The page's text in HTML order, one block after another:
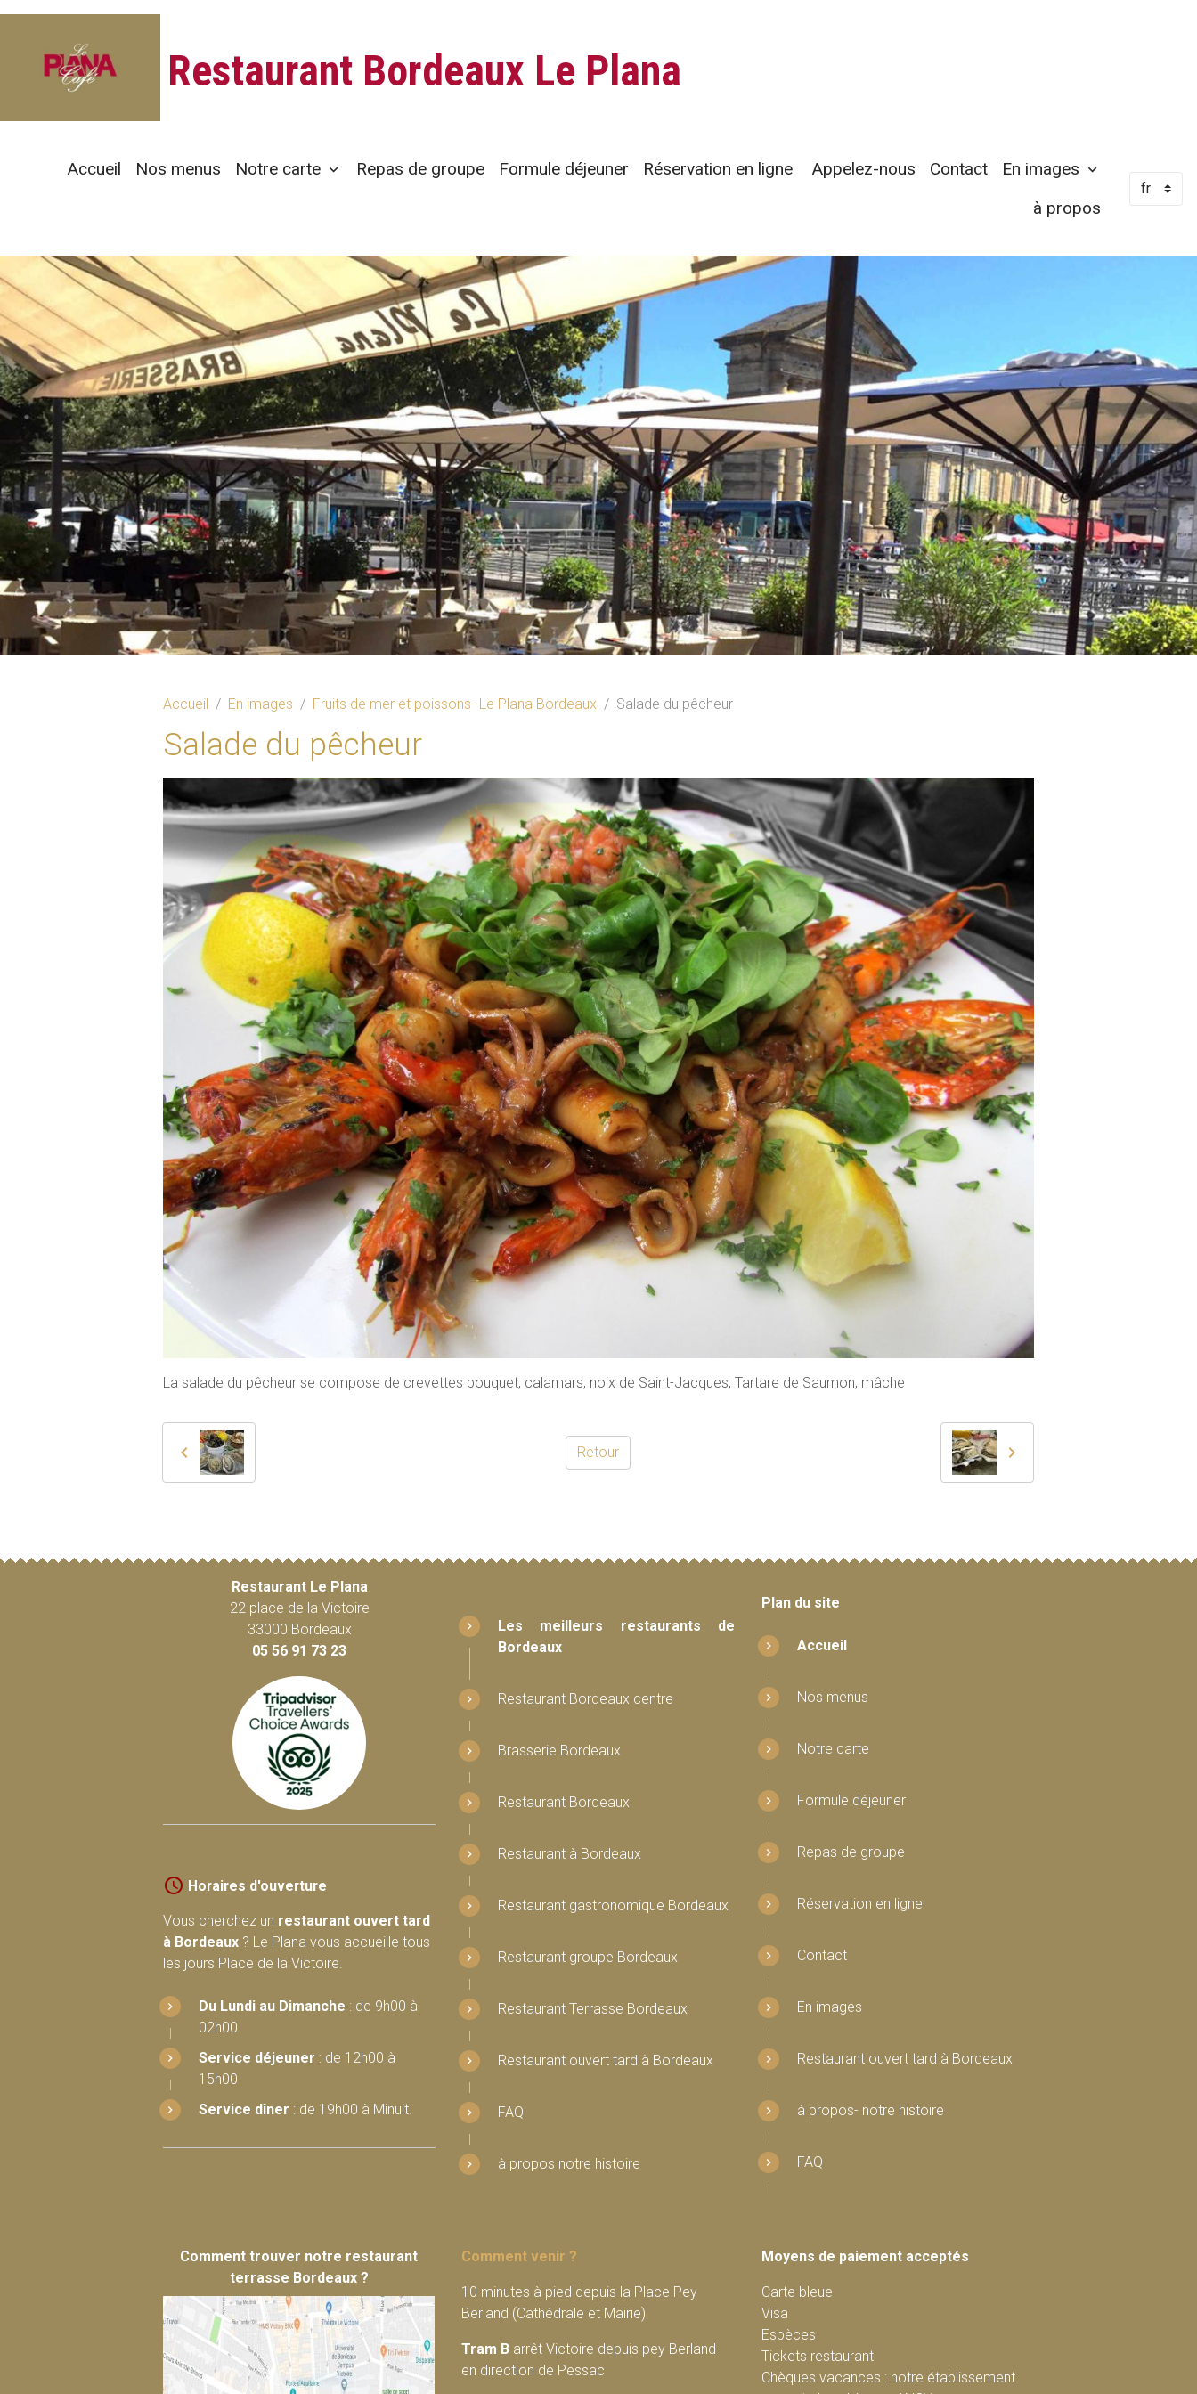
Restaurant Bordeaux Le Plana
Accueil Nos menus Notre carte Repas de groupe Formule déjeuner Réservation en ligne Appelez-nous Contact
En images
à propos
Accueil En images Fruits de mer et poissons- Le Plana Bordeaux Salade du pêcheur
Salade du pêcheur
La salade du pêcheur se compose de crevettes bouquet, calamars, noix de Saint-Jacques, Tartare de Saumon, mâche
Retour
Restaurant Le Plana
22 place de la Victoire
33000 Bordeaux
05 56 91 73 23
Horaires d'ouverture
Vous cherchez un restaurant ouvert tard
à Bordeaux ? Le Plana vous accueille tous
les jours Place de la Victoire.
Du Lundi au Dimanche : de 9h00 à
02h00
Service déjeuner : de 12h00 à
15h00
Service dîner : de 19h00 à Minuit.
Les meilleurs restaurants de
Bordeaux
Restaurant Bordeaux centre
Brasserie Bordeaux
Restaurant Bordeaux
Restaurant à Bordeaux
Restaurant gastronomique Bordeaux
Restaurant groupe Bordeaux
Restaurant Terrasse Bordeaux
Restaurant ouvert tard à Bordeaux
FAQ
à propos notre histoire
Plan du site
Accueil
Nos menus
Notre carte
Formule déjeuner
Repas de groupe
Réservation en ligne
Contact
En images
Restaurant ouvert tard à Bordeaux
à propos- notre histoire
FAQ
Comment trouver notre restaurant
terrasse Bordeaux ?
Comment venir ?
10 minutes à pied depuis la Place Pey
Berland (Cathédrale et Mairie)
Tram B arrêt Victoire depuis pey Berland
en direction de Pessac
Moyens de paiement acceptés
Carte bleue
Visa
Espèces
Tickets restaurant
Chèques vacances : notre établissement